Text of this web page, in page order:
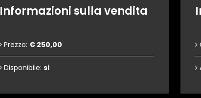
Informazioni sulla vendita
Prezzo: € 250,00
Disponibile: si